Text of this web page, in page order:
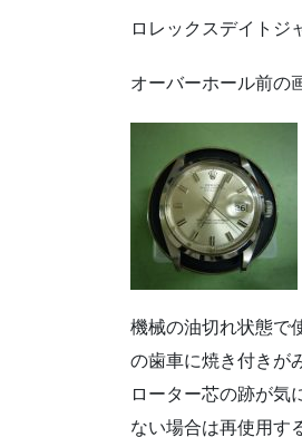
ロレックスデイトジ
オーバーホール前の
機械の油切れ状態で
の歯車に焼き付きが
ローター芯の跡が気
ない場合は再使用す